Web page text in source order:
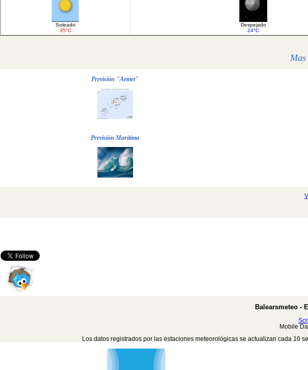
Soleado
35°C
Despejado
24°C
Previsíón "Aemet"
Previsíón Marítima
Balearsmeteo -
Mobile
Los datos registrados por las estaciones meteorológicas se actualizan cada 10